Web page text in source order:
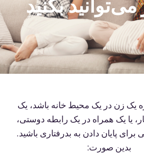
بکنید
یک زن در یک محیط خانه باشد، یک
یا یک همراه در یک رابطه دوستی،
برای پایان دادن به بدرفتاری باشید.
بدین صورت: